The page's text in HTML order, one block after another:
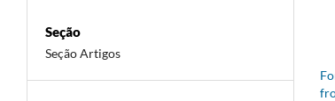
Seção
Seção Artigos